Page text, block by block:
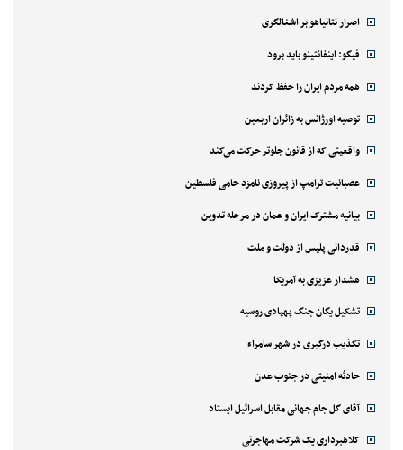
اصرار نتانیاهو بر اشغالگری
فیگو: اینفانتینو باید برود
همه مردم ایران را حفظ کردند
توصیه اورژانس به زائران اربعین
واقعیتی که از قانون جلوتر حرکت می‌کند
عصبانیت ترامپ از پیروزی نامزد حامی فلسطین
بیانیه مشترک ایران و عمان در مرحله تدوین
قدردانی پلیس از دولت و ملت
هشدار عزیزی به آمریکا
تشکیل یگان جنگ پهپادی روسیه
تکذیب درگیری در شهر سامراء
حادثه امنیتی در جنوب عدن
آقای گل جام جهانی مقابل اسرائیل ایستاد
کلاهبرداری یک شرکت مهاجرتی